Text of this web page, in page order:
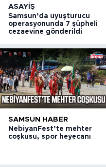
ASAYIŞ
Samsun’da uyuşturucu
operasyonunda 7 şüpheli
cezaevine gönderildi
SAMSUN HABER
NebiyanFest’te mehter
coşkusu, spor heyecanı